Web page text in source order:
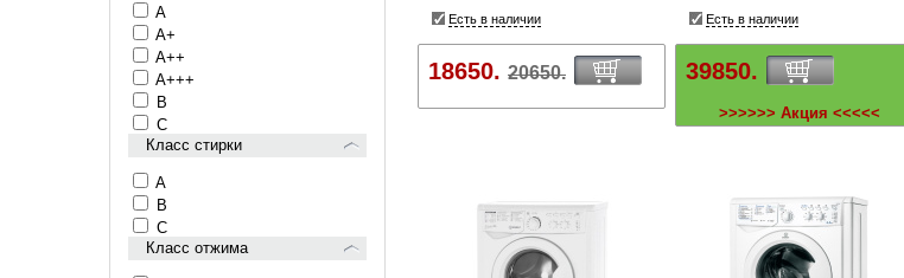
A
A+
A++
A+++
B
C
Класс стирки
A
B
C
Класс отжима
Есть в наличии
18650. 20650.
Есть в наличии
39850.
>>>>>> Акция <<<<<